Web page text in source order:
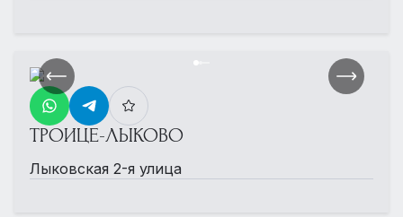
ТРОИЦЕ-ЛЫКОВО
Лыковская 2-я улица